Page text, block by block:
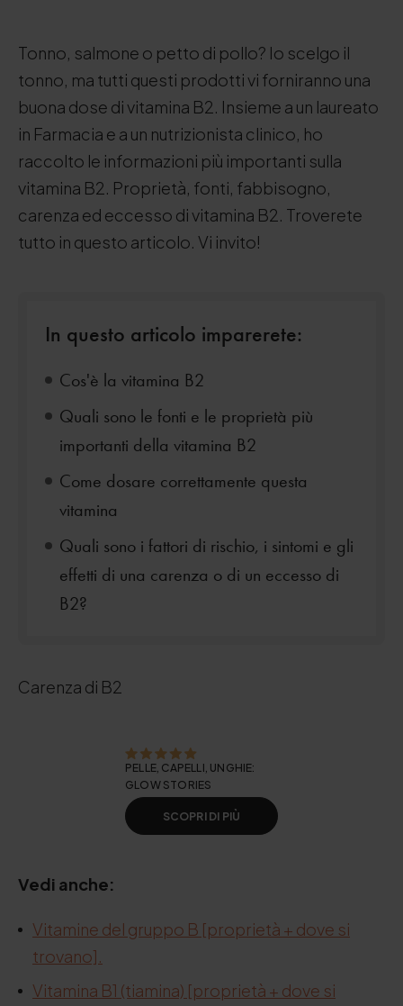
Tonno, salmone o petto di pollo? Io scelgo il
tonno, ma tutti questi prodotti vi forniranno una
buona dose di vitamina B2. Insieme a un laureato
in Farmacia e a un nutrizionista clinico, ho
raccolto le informazioni più importanti sulla
vitamina B2. Proprietà, fonti, fabbisogno,
carenza ed eccesso di vitamina B2. Troverete
tutto in questo articolo. Vi invito!
In questo articolo imparerete:
Cos'è la vitamina B2
Quali sono le fonti e le proprietà più
importanti della vitamina B2
Come dosare correttamente questa
vitamina
Quali sono i fattori di rischio, i sintomi e gli
effetti di una carenza o di un eccesso di
B2?
Carenza di B2
PELLE, CAPELLI, UNGHIE:
GLOW STORIES
SCOPRI DI PIÙ
Vedi anche:
Vitamine del gruppo B [proprietà + dove si
trovano].
Vitamina B1 (tiamina) [proprietà + dove si